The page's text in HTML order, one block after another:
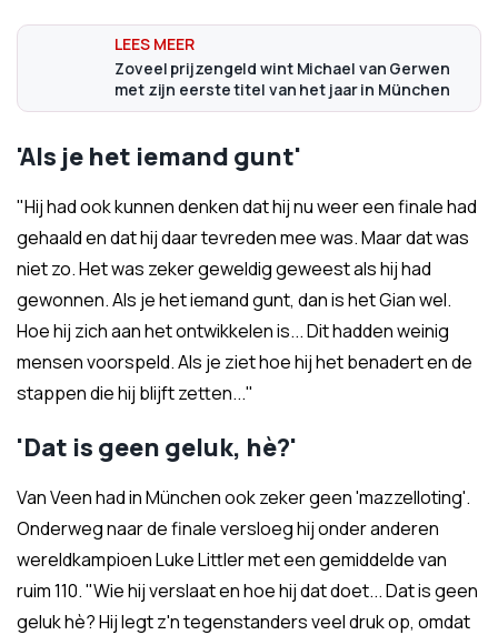
Zoveel prijzengeld wint Michael van Gerwen
met zijn eerste titel van het jaar in München
'Als je het iemand gunt'
"Hij had ook kunnen denken dat hij nu weer een finale had
gehaald en dat hij daar tevreden mee was. Maar dat was
niet zo. Het was zeker geweldig geweest als hij had
gewonnen. Als je het iemand gunt, dan is het Gian wel.
Hoe hij zich aan het ontwikkelen is... Dit hadden weinig
mensen voorspeld. Als je ziet hoe hij het benadert en de
stappen die hij blijft zetten..."
'Dat is geen geluk, hè?'
Van Veen had in München ook zeker geen 'mazzelloting'.
Onderweg naar de finale versloeg hij onder anderen
wereldkampioen Luke Littler met een gemiddelde van
ruim 110. "Wie hij verslaat en hoe hij dat doet... Dat is geen
geluk hè? Hij legt z'n tegenstanders veel druk op, omdat